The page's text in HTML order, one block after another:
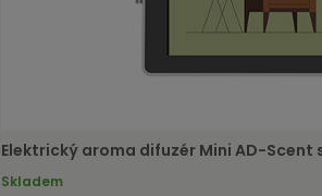
Elektrický aroma difuzér Mini AD-Scent
Skladem